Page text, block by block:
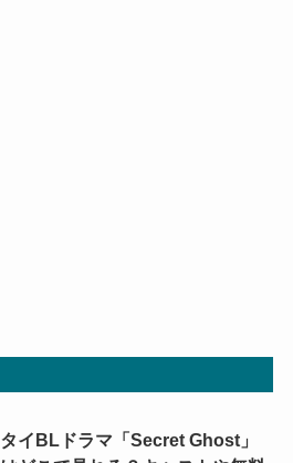
タイBLドラマ「Secret Ghost」